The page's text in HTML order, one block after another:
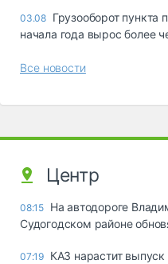
03.08 Грузооборот пункта
начала года вырос более
Все новости
Центр
08:15 На автодороге
Судогодском районе
07:19 КАЗ нарастит